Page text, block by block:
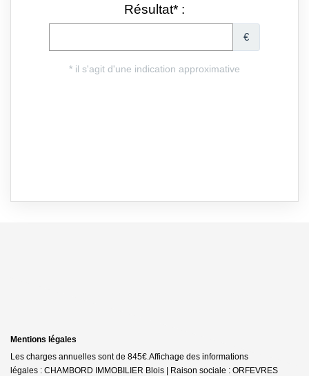
Mentions légales
Les charges annuelles sont de 845€.Affichage des informations
légales : CHAMBORD IMMOBILIER Blois | Raison sociale : ORFEVRES